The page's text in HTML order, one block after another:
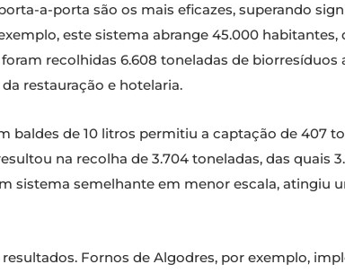
a-porta são os mais eficazes, superando
este sistema abrange 45.000
recolhidas 6.608 toneladas de biorresíduos
restauração e hotelaria.
baldes de 10 litros permitiu a captação de 407
na recolha de 3.704 toneladas, das quais
sistema semelhante em menor escala, atingiu
Fornos de Algodres, por exemplo,